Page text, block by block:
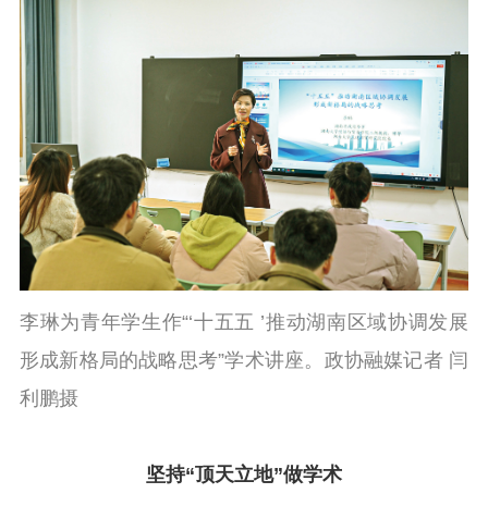
李琳为青年学生作“‘十五五 ’推动湖南区域协调发展
形成新格局的战略思考”学术讲座。政协融媒记者 闫
利鹏摄
坚持“顶天立地”做学术